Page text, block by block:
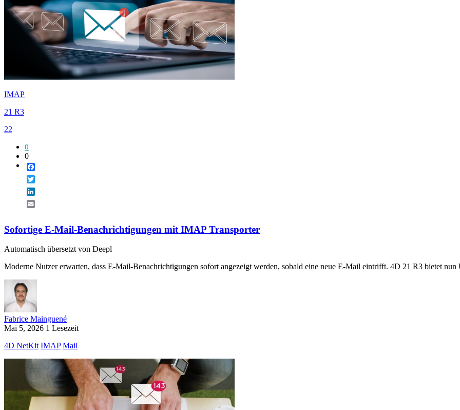
IMAP
21 R3
22
0
0
Sofortige E-Mail-Benachrichtigungen mit IMAP Transporter
Automatisch übersetzt von Deepl
Moderne Nutzer erwarten, dass E-Mail-Benachrichtigungen sofort angezeigt werden, sobald eine neue E-Mail eintrifft. 4D 21 R3 bietet nun
Fabrice Mainguené
Mai 5, 2026 1 Lesezeit
4D NetKit IMAP Mail